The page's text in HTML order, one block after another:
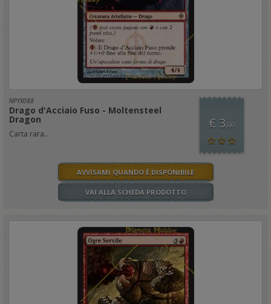
NPYX088
Drago d'Acciaio Fuso - Moltensteel
Dragon
Carta rara..
€ 3,00
AVVISAMI QUANDO È DISPONIBILE
VAI ALLA SCHEDA PRODOTTO